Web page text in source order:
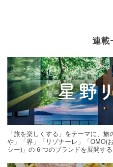
連載
「旅を楽しくする」をテーマに、
や」「界」「リゾナーレ」「OMO(
シー)」の 6 つのブランドを展開す